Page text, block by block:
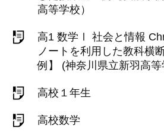
高等学校）
高1 数学Ⅰ 社会と情報
ノートを利用した教科横
例】 (神奈川県立新羽高等
高校１年生
高校数学